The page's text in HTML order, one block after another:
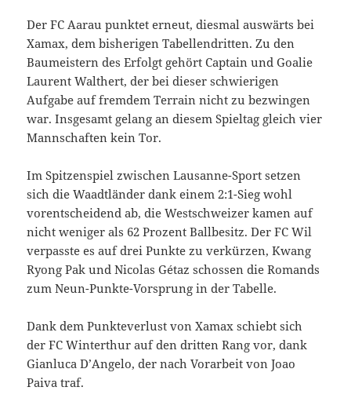
Der FC Aarau punktet erneut, diesmal auswärts bei
Xamax, dem bisherigen Tabellendritten. Zu den
Baumeistern des Erfolgt gehört Captain und Goalie
Laurent Walthert, der bei dieser schwierigen
Aufgabe auf fremdem Terrain nicht zu bezwingen
war. Insgesamt gelang an diesem Spieltag gleich vier
Mannschaften kein Tor.
Im Spitzenspiel zwischen Lausanne-Sport setzen
sich die Waadtländer dank einem 2:1-Sieg wohl
vorentscheidend ab, die Westschweizer kamen auf
nicht weniger als 62 Prozent Ballbesitz. Der FC Wil
verpasste es auf drei Punkte zu verkürzen, Kwang
Ryong Pak und Nicolas Gétaz schossen die Romands
zum Neun-Punkte-Vorsprung in der Tabelle.
Dank dem Punkteverlust von Xamax schiebt sich
der FC Winterthur auf den dritten Rang vor, dank
Gianluca D’Angelo, der nach Vorarbeit von Joao
Paiva traf.